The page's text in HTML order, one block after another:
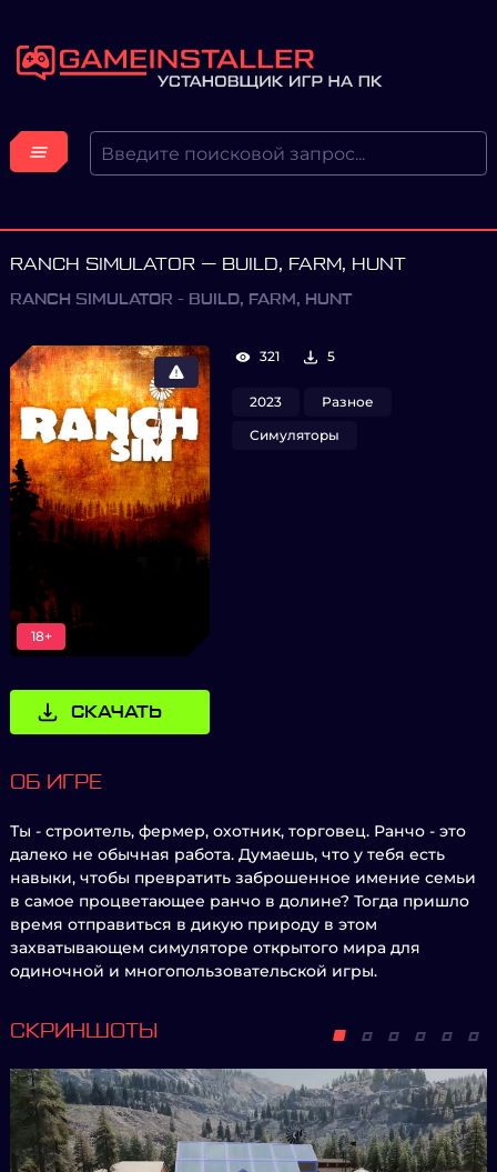
RANCH SIMULATOR — BUILD, FARM, HUNT
RANCH SIMULATOR - BUILD, FARM, HUNT
18+
СКАЧАТЬ
321 5
2023
Разное
Симуляторы
ОБ ИГРЕ
Ты - строитель, фермер, охотник, торговец. Ранчо - это
далеко не обычная работа. Думаешь, что у тебя есть
навыки, чтобы превратить заброшенное имение семьи
в самое процветающее ранчо в долине? Тогда пришло
время отправиться в дикую природу в этом
захватывающем симуляторе открытого мира для
одиночной и многопользовательской игры.
СКРИНШОТЫ